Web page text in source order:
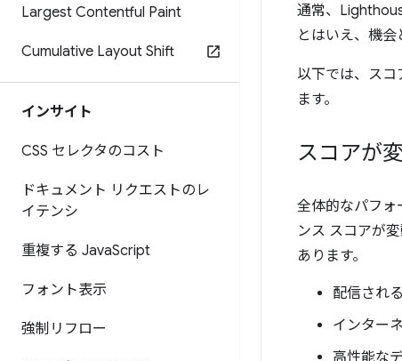
Largest Contentful Paint
Cumulative Layout Shift
インサイト
CSS セレクタのコスト
ドキュメント リクエストのレ
イテンシ
重複する JavaScript
フォント表示
強制リフロー
通常、
とはいえ、機
以下では、ス
ます。
スコアが
全体的なパフ
ンス スコアが
あります。
配信され
インター
高性能な